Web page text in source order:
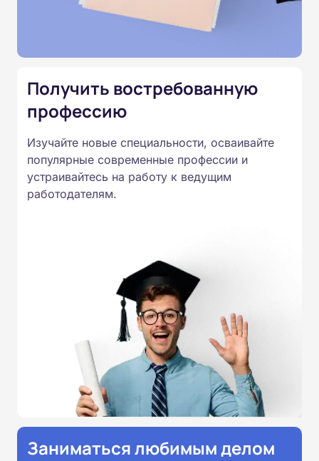
подтверждены лицензией
Министерства образования.
Приказом Минпросвещения
России от 14.07.2023 N 534 в
соответствии с Федеральными
государственными
образовательными стандартами
профессионального образования.
Удостоверения и дипломы о
Получить востребованную
профессию
Изучайте новые специальности, осваивайте
популярные современные профессии и
устраивайтесь на работу к ведущим
работодателям.
Заниматься любимым делом